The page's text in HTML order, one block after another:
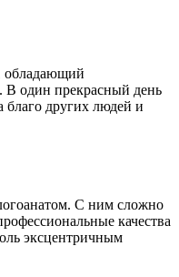
обладающий
В один прекрасный день
благо других людей и
С ним сложно
качества
эксцентричным